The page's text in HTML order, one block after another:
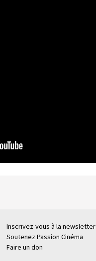
Inscrivez-vous à la newsletter
Soutenez Passion Cinéma
Faire un don